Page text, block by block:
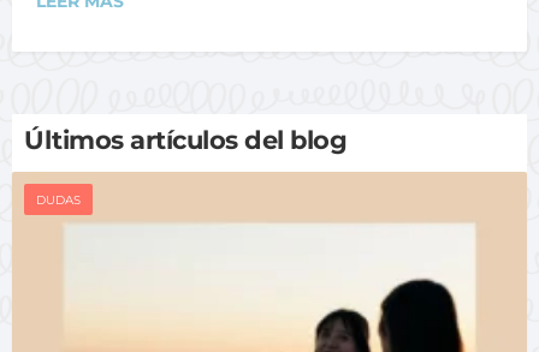
Últimos artículos del blog
DUDAS